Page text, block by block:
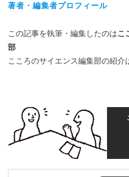
著者・編集者プロフィール
この記事を執筆・編集したのはこ
部
こころのサイエンス編集部の紹介